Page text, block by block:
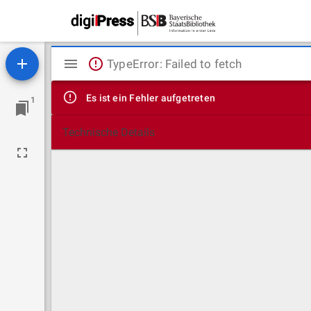
1
Mirador
Viewer
TypeError: Failed to fetch
Es ist ein Fehler aufgetreten
Technische Details